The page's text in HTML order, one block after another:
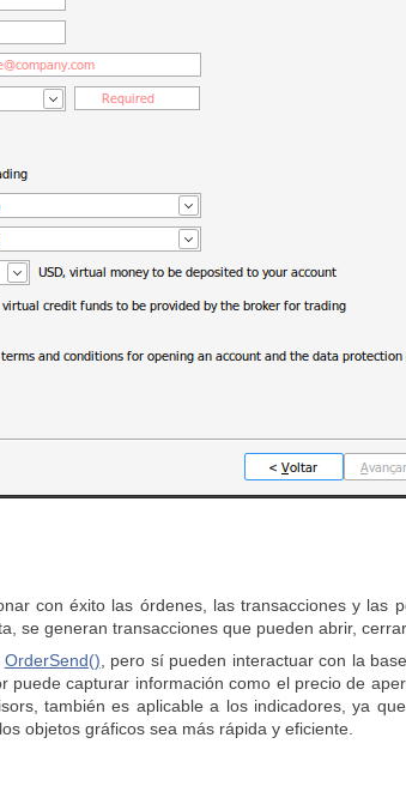
con éxito las órdenes, las transacciones y las
se generan transacciones que pueden abrir,
OrderSend() , pero sí pueden interactuar con la
puede capturar información como el precio de
también es aplicable a los indicadores, ya
objetos gráficos sea más rápida y eficiente.